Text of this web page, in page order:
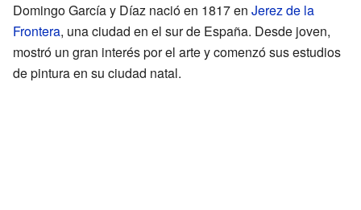
Domingo García y Díaz nació en 1817 en Jerez de la
Frontera, una ciudad en el sur de España. Desde joven,
mostró un gran interés por el arte y comenzó sus estudios
de pintura en su ciudad natal.